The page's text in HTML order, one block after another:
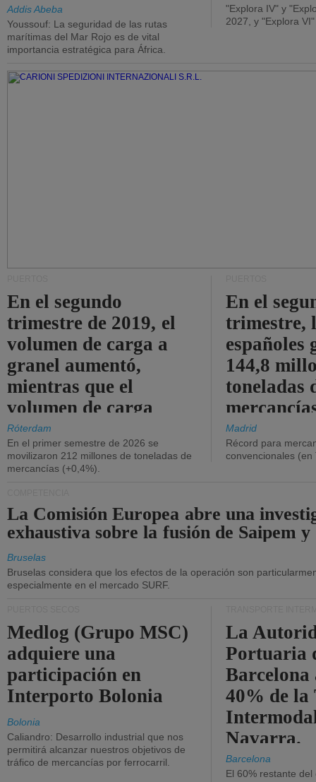
Addis Abeba
Youssouf: La seguridad de las rutas
marítimas del Mar Rojo es de vital
importancia estratégica para África.
"Explora IV" y
2027, y "Explora
En el segundo
trimestre de 2019, el
volumen de carga a
granel aumentó,
mientras que el
volumen de carga
general disminuyó.
Róterdam
En el primer semestre de 2026 se
movilizaron 212 millones de toneladas de
mercancías (+0,4%).
En el
trimestre,
españoles
144,8
toneladas
Madrid
Récord para
convencionales (en
La Comisión Europea abre una
exhaustiva sobre la fusión de Saipem y
Bruselas
Bruselas considera que los efectos de la operación son
especialmente en el mercado SURF.
Medlog (Grupo MSC)
adquiere una
participación en
Interporto Bolonia
Bolonia
Caliandro: Desarrollo industrial que nos
permitirá alcanzar nuestros objetivos de
tráfico de mercancías por ferrocarril.
La
Portuaria
40% de la
Navarra.
Barcelona
El 60% restante